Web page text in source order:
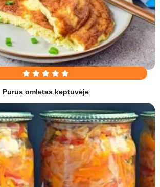
Purus omletas keptuvėje